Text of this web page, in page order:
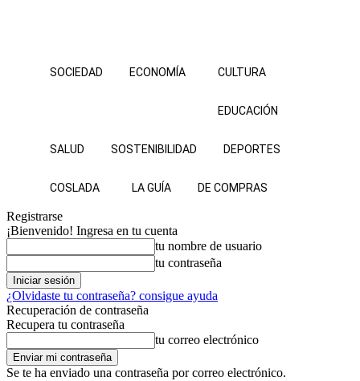
SOCIEDAD ECONOMÍA CULTURA
EDUCACIÓN
SALUD SOSTENIBILIDAD DEPORTES
COSLADA LA GUÍA DE COMPRAS
Registrarse
¡Bienvenido! Ingresa en tu cuenta
tu nombre de usuario
tu contraseña
¿Olvidaste tu contraseña? consigue ayuda
Recuperación de contraseña
Recupera tu contraseña
tu correo electrónico
Se te ha enviado una contraseña por correo electrónico.